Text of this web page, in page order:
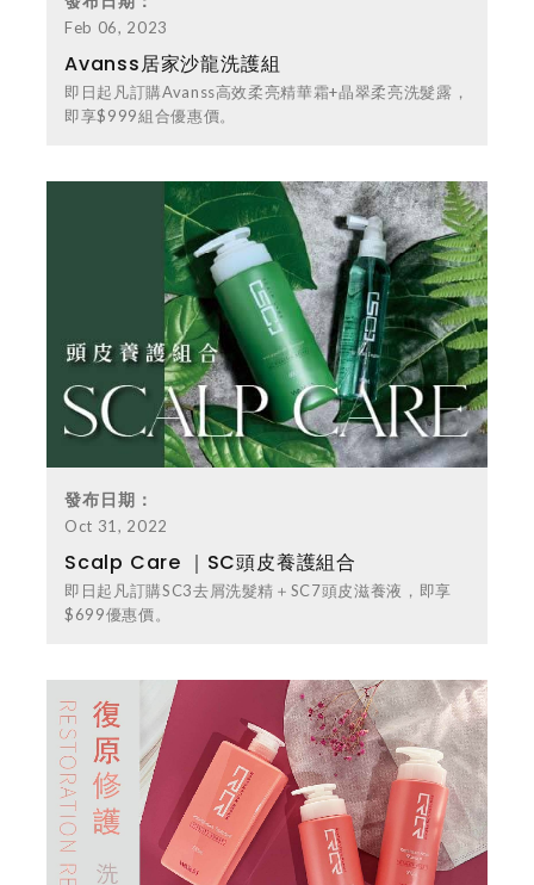
Feb 06, 2023
Avanss居家沙龍洗護組
即日起凡訂購Avanss高效柔亮精華霜+晶翠柔亮洗髮露，
即享$999組合優惠價。
發布日期：
Oct 31, 2022
Scalp Care ｜SC頭皮養護組合
即日起凡訂購SC3去屑洗髮精＋SC7頭皮滋養液，即享
$699優惠價。